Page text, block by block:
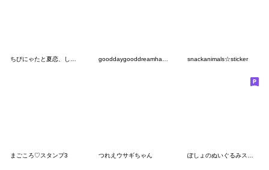
snackanimals☆sticker
まごころ♡スタンプ3 つれえウサギちゃん